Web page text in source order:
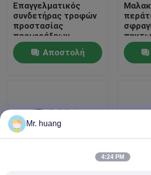
Ποιοτικός έλεγχος
Οπτικών Ινών Λήξη Splice
περίφραξη συναρμογών ινών
Επαγγελματικός
συνδετήρας τροφών
προστασίας
περιφράξεων
συναρμογών ινών
ISO9001Αποστολή
Mr. huang
4:24 PM